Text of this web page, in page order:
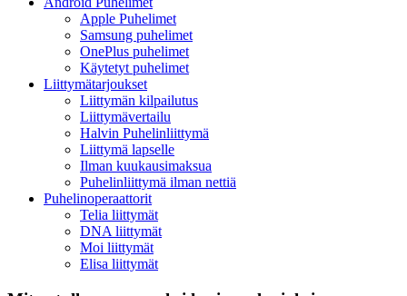
Apple Puhelimet
Samsung puhelimet
OnePlus puhelimet
Käytetyt puhelimet
Liittymätarjoukset
Liittymän kilpailutus
Liittymävertailu
Halvin Puhelinliittymä
Liittymä lapselle
Ilman kuukausimaksua
Puhelinliittymä ilman nettiä
Puhelinoperaattorit
Telia liittymät
DNA liittymät
Moi liittymät
Elisa liittymät